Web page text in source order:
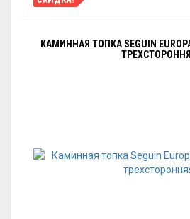
КАМИННАЯ ТОПКА SEGUIN